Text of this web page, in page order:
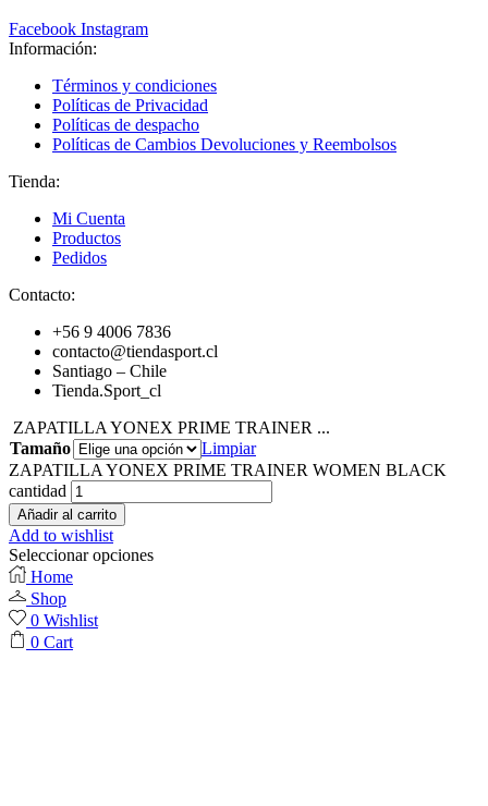
Facebook Instagram
Información:
Términos y condiciones
Políticas de Privacidad
Políticas de despacho
Políticas de Cambios Devoluciones y Reembolsos
Tienda:
Mi Cuenta
Productos
Pedidos
Contacto:
+56 9 4006 7836
contacto@tiendasport.cl
Santiago – Chile
Tienda.Sport_cl
ZAPATILLA YONEX PRIME TRAINER ...
Tamaño
Limpiar
ZAPATILLA YONEX PRIME TRAINER WOMEN BLACK
cantidad
Añadir al carrito
Add to wishlist
Seleccionar opciones
Home
Shop
0 Wishlist
0 Cart